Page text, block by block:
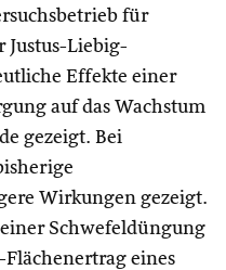
für
Justus-Liebig-
Effekte einer
auf das Wachstum
gezeigt. Bei
Wirkungen gezeigt.
Schwefeldüngung
eines